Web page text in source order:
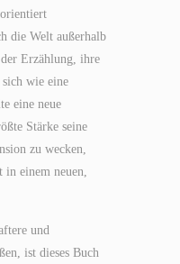
die Welt außerhalb
Erzählung, ihre
wie eine
eine neue
Stärke seine
zu wecken,
in einem neuen,
und
ist dieses Buch